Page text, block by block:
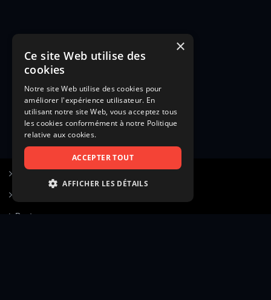
Poster une annonce
×
Ce site Web utilise des
cookies
Notre site Web utilise des cookies pour
améliorer l'expérience utilisateur. En
utilisant notre site Web, vous acceptez tous
les cookies conformément à notre Politique
relative aux cookies.
ACCEPTER TOUT
AFFICHER LES DÉTAILS